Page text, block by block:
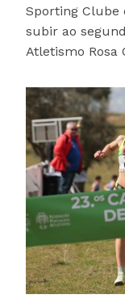
Sporting Clube
subir ao
Atletismo Rosa